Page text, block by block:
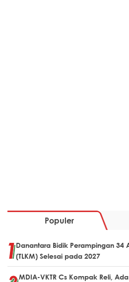
Populer
Danantara Bidik Perampingan 34
(TLKM) Selesai pada 2027
MDIA-VKTR Cs Kompak Reli,